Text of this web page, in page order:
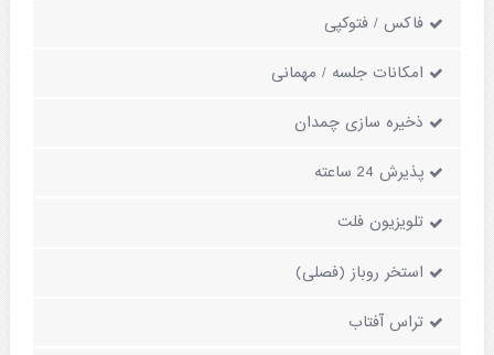
فاکس / فتوکپی
امکانات جلسه / مهمانی
ذخیره سازی چمدان
پذیرش 24 ساعته
تلویزیون فلت
استخر روباز (فصلی)
تراس آفتاب